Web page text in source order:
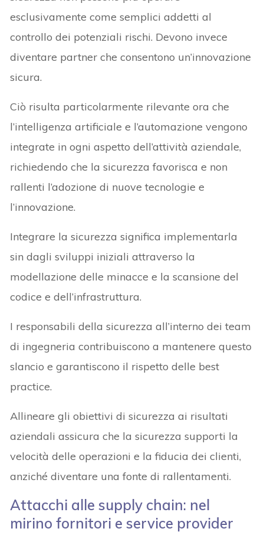
esclusivamente come semplici addetti al
controllo dei potenziali rischi. Devono invece
diventare partner che consentono un’innovazione
sicura.
Ciò risulta particolarmente rilevante ora che
l’intelligenza artificiale e l’automazione vengono
integrate in ogni aspetto dell’attività aziendale,
richiedendo che la sicurezza favorisca e non
rallenti l’adozione di nuove tecnologie e
l’innovazione.
Integrare la sicurezza significa implementarla
sin dagli sviluppi iniziali attraverso la
modellazione delle minacce e la scansione del
codice e dell’infrastruttura.
I responsabili della sicurezza all’interno dei team
di ingegneria contribuiscono a mantenere questo
slancio e garantiscono il rispetto delle best
practice.
Allineare gli obiettivi di sicurezza ai risultati
aziendali assicura che la sicurezza supporti la
velocità delle operazioni e la fiducia dei clienti,
anziché diventare una fonte di rallentamenti.
Attacchi alle supply chain: nel
mirino fornitori e service provider